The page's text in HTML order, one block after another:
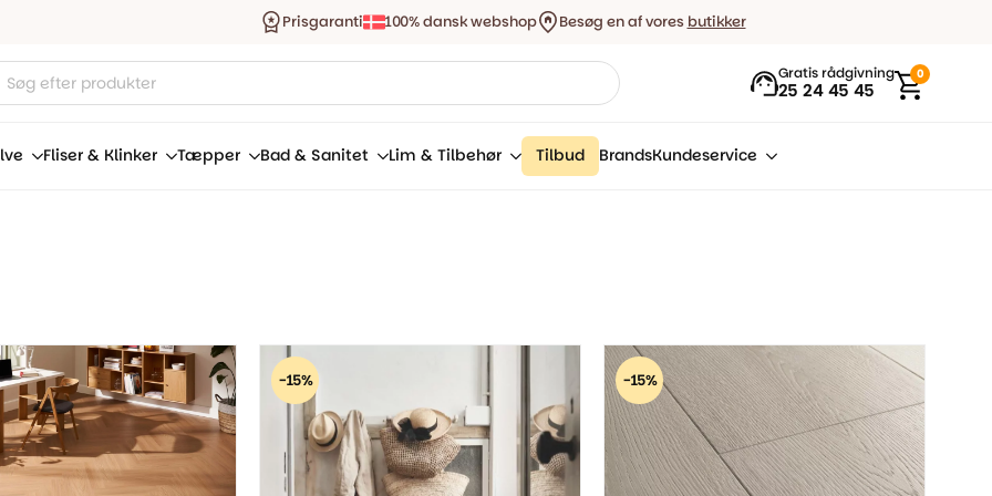
Prisgaranti 100% dansk webshop Besøg en af vores butikker
Gratis rådgivning
25 24 45 45
0
Fliser & Klinker Tæpper Bad & Sanitet Lim & Tilbehør Tilbud BrandsKundeservice
-15% -15%